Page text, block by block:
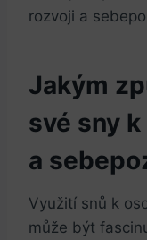
Jakým
své sny
a
Využití snů k
může být